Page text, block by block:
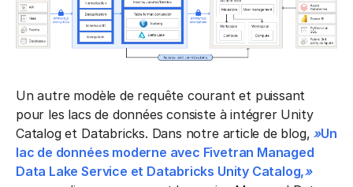
Un autre modèle de requête courant et puissant
pour les lacs de données consiste à intégrer Unity
Catalog et Databricks. Dans notre article de blog, »Un
lac de données moderne avec Fivetran Managed
Data Lake Service et Databricks Unity Catalog,»